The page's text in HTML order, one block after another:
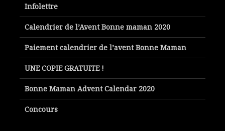
Infolettre
Calendrier de l’Avent Bonne maman 2020
Paiement calendrier de l’avent Bonne Maman
UNE COPIE GRATUITE !
Bonne Maman Advent Calendar 2020
Concours